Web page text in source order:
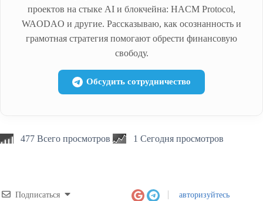
проектов на стыке AI и блокчейна: HACM Protocol,
WAODAO и другие. Рассказываю, как осознанность и
грамотная стратегия помогают обрести финансовую
свободу.
Обсудить сотрудничество
477 Всего просмотров 1 Сегодня просмотров
Подписаться авторизуйтесь